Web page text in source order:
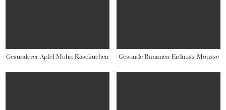
Gesünderer Apfel-Mohn-Käsekuchen Gesunde Bananen-Erdnuss-Mousse